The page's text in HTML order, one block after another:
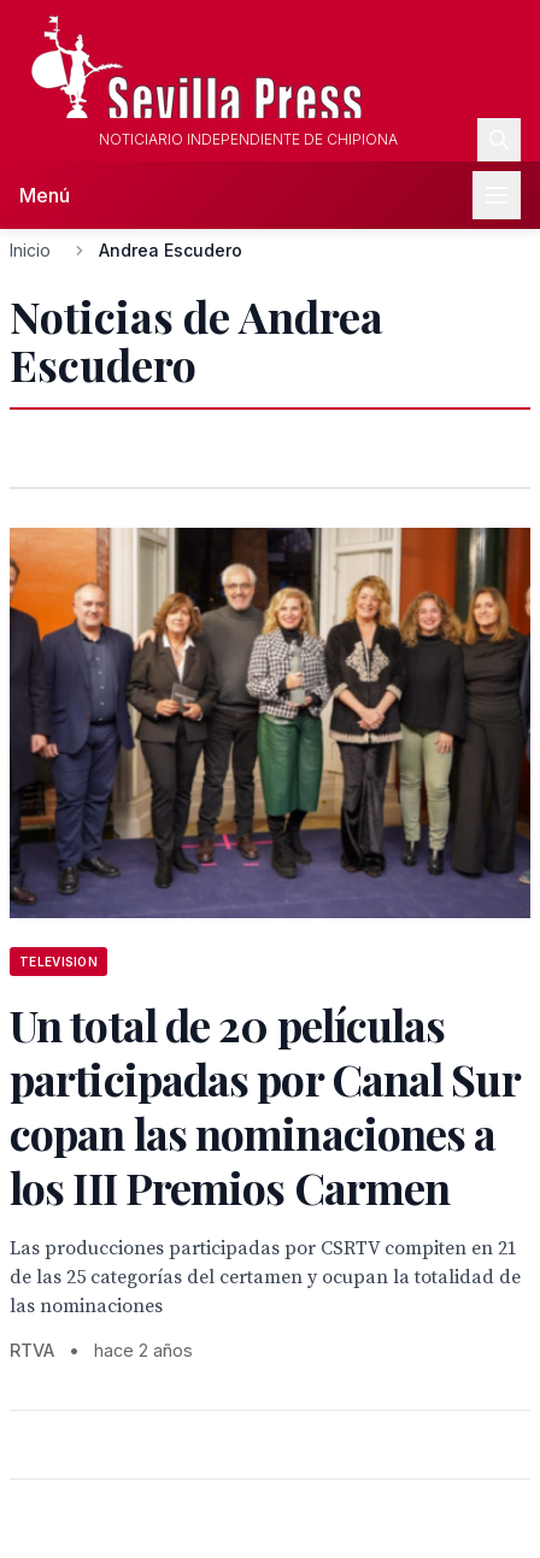
NOTICIARIO INDEPENDIENTE DE CHIPIONA
Menú
Inicio Andrea Escudero
Noticias de Andrea
Escudero
TELEVISION
Un total de 20 películas
participadas por Canal Sur
copan las nominaciones a
los III Premios Carmen
Las producciones participadas por CSRTV compiten en 21
de las 25 categorías del certamen y ocupan la totalidad de
las nominaciones
RTVA • hace 2 años